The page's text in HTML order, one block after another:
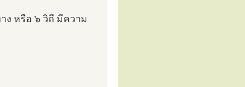
ง หรือ ๖ วิถี มีความ